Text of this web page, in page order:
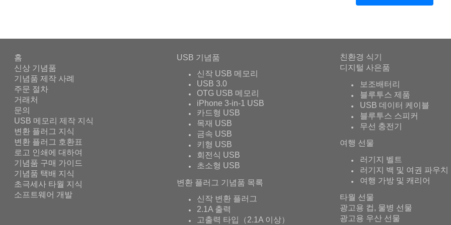
홈
신상 기념품
기념품 제작 사례
주문 절차
거래처
문의
USB 메모리 제작 지식
변환 플러그 지식
변환 플러그 호환표
로고 인쇄에 대하여
기념품 구매 가이드
기념품 택배 지식
초극세사 타월 지식
소프트웨어 개발
USB 기념품
신작 USB 메모리
USB 3.0
OTG USB 메모리
iPhone 3-in-1 USB
카드형 USB
목재 USB
금속 USB
키형 USB
회전식 USB
초소형 USB
변환 플러그 기념품 목록
신작 변환 플러그
2.1A 출력
고출력 타입（2.1A 이상）
친환경 식기
디지털 사은품
보조배터리
블루투스 제품
USB 데이터 케이블
블루투스 스피커
무선 충전기
여행 선물
러기지 벨트
러기지 백 및 여권 파우치
여행 가방 및 캐리어
타월 선물
광고용 컵, 물병 선물
광고용 우산 선물